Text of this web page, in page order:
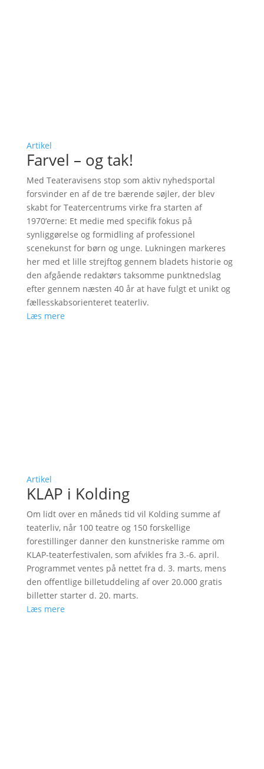
Artikel
Farvel – og tak!
Med Teateravisens stop som aktiv nyhedsportal
forsvinder en af de tre bærende søjler, der blev
skabt for Teatercentrums virke fra starten af
1970’erne: Et medie med specifik fokus på
synliggørelse og formidling af professionel
scenekunst for børn og unge. Lukningen markeres
her med et lille strejftog gennem bladets historie og
den afgående redaktørs taksomme punktnedslag
efter gennem næsten 40 år at have fulgt et unikt og
fællesskabsorienteret teaterliv.
Læs mere
Artikel
KLAP i Kolding
Om lidt over en måneds tid vil Kolding summe af
teaterliv, når 100 teatre og 150 forskellige
forestillinger danner den kunstneriske ramme om
KLAP-teaterfestivalen, som afvikles fra 3.-6. april.
Programmet ventes på nettet fra d. 3. marts, mens
den offentlige billetuddeling af over 20.000 gratis
billetter starter d. 20. marts.
Læs mere